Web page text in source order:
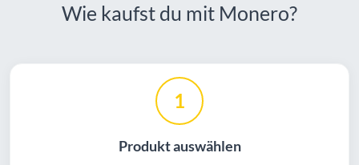
Wie kaufst du mit Monero?
1
Produkt auswählen